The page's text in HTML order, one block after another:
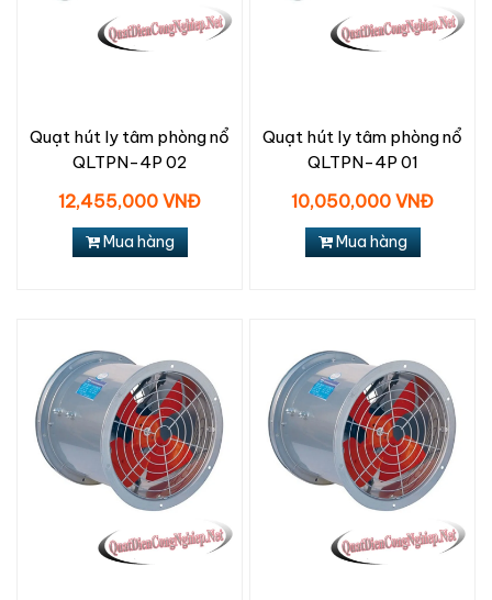
Quạt hút ly tâm phòng nổ
QLTPN-4P 02
12,455,000 VNĐ
Mua hàng
Quạt hút ly tâm phòng nổ
QLTPN-4P 01
10,050,000 VNĐ
Mua hàng